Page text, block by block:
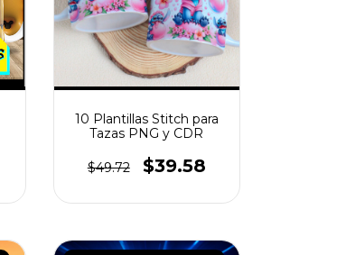
10 Plantillas Stitch para
Tazas PNG y CDR
$49.72 $39.58